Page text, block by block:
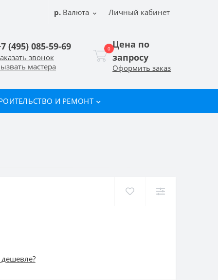
р. Валюта Личный кабинет
(495) 085-59-69
звонок
мастера
0 Цена по
запросу
Оформить заказ
И РЕМОНТ